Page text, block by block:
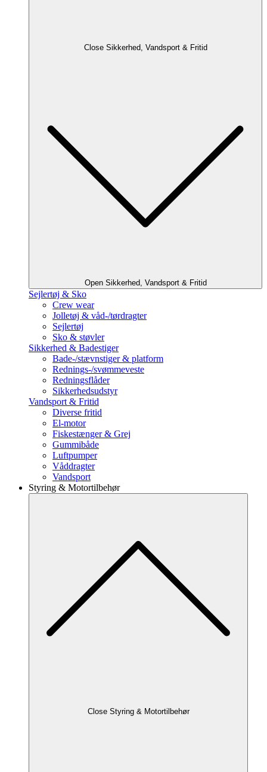
Close Sikkerhed, Vandsport & Fritid
Open Sikkerhed, Vandsport & Fritid
Sejlertøj & Sko
Crew wear
Jolletøj & våd-/tørdragter
Sejlertøj
Sko & støvler
Sikkerhed & Badestiger
Bade-/stævnstiger & platform
Rednings-/svømmeveste
Redningsflåder
Sikkerhedsudstyr
Vandsport & Fritid
Diverse fritid
El-motor
Fiskestænger & Grej
Gummibåde
Luftpumper
Våddragter
Vandsport
Styring & Motortilbehør
Close Styring & Motortilbehør